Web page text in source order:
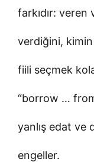
farkıdır: veren
verdiğini, kimin
fiili seçmek
“borrow … from
yanlış edat ve
engeller.